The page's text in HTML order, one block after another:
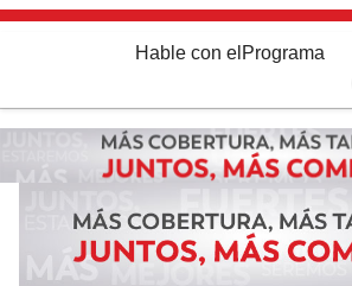
Hable con el Programa